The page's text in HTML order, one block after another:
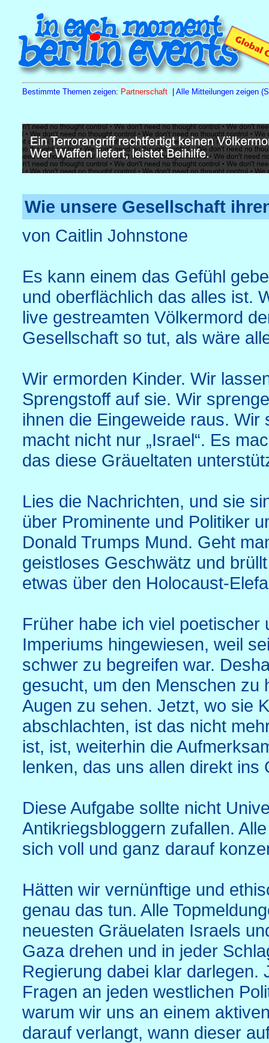
Bestimmte Themen zeigen: Partnerschaft| Alle Mitteilungen zeigen
Sa 15.8.26 10.00 h Tagesseminar Familienstellen
Wie unsere Gesellschaft
von Caitlin Johnstone
Es kann einem das Gefühl
und oberflächlich das alles ist.
live gestreamten Völkermord
Gesellschaft so tut, als wäre
Wir ermorden Kinder. Wir
Sprengstoff auf sie. Wir
ihnen die Eingeweide raus.
macht nicht nur „Israel“. Es
das diese Gräueltaten
Lies die Nachrichten, und sie
über Prominente und Politiker
Donald Trumps Mund. Geht
geistloses Geschwätz und
etwas über den Holocaust-
Früher habe ich viel
Imperiums hingewiesen, weil
schwer zu begreifen war.
gesucht, um den Menschen zu
Augen zu sehen. Jetzt, wo sie
abschlachten, ist das nicht
ist, ist, weiterhin die
lenken, das uns allen direkt ins
Diese Aufgabe sollte nicht
Antikriegsbloggern zufallen.
sich voll und ganz darauf
Hätten wir vernünftige und
genau das tun. Alle
neuesten Gräuelaten Israels
Gaza drehen und in jeder
Regierung dabei klar
Fragen an jeden westlichen
warum wir uns an einem
darauf verlangt, wann dieser